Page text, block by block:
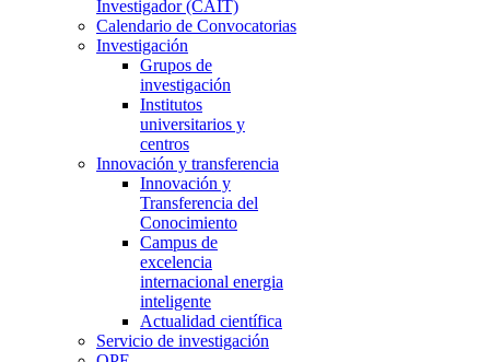
Investigador (CAIT)
Calendario de Convocatorias
Investigación
Grupos de
investigación
Institutos
universitarios y
centros
Innovación y transferencia
Innovación y
Transferencia del
Conocimiento
Campus de
excelencia
internacional energia
inteligente
Actualidad científica
Servicio de investigación